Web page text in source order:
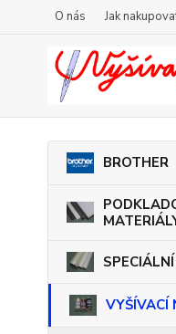
O nás Jak
BROTHER
VYŠÍVACÍ